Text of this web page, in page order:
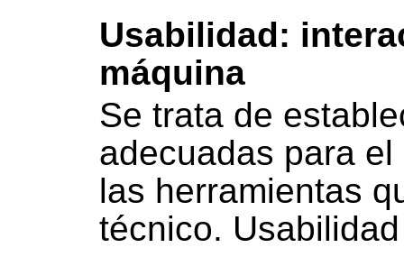
Usabilidad:
máquina
Se trata de
adecuadas para
las herramientas
técnico.